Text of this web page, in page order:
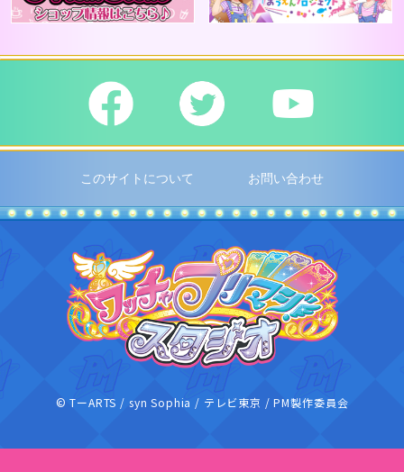
このサイトについて お問い合わせ
ワッチャプ
© TーARTS / syn Sophia / テレビ東京 / PM製作委員会